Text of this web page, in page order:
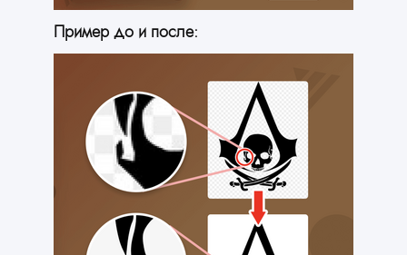
Пример до и после: